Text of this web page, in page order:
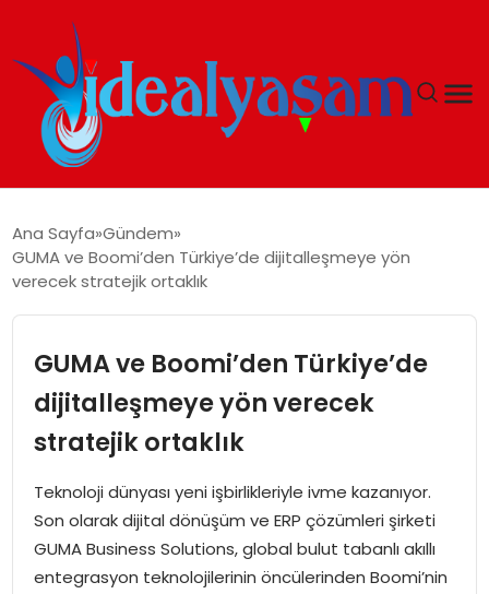
GÜNDEM
İDEAL SPOR
YAŞAM
MAGAZIN
Ana Sayfa Gündem
GUMA ve Boomi’den Türkiye’de dijitalleşmeye yön
verecek stratejik ortaklık
GUMA ve Boomi’den Türkiye’de
dijitalleşmeye yön verecek
stratejik ortaklık
Teknoloji dünyası yeni işbirlikleriyle ivme kazanıyor.
Son olarak dijital dönüşüm ve ERP çözümleri şirketi
GUMA Business Solutions, global bulut tabanlı akıllı
entegrasyon teknolojilerinin öncülerinden Boomi’nin